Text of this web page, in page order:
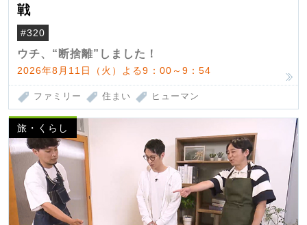
戦
#320
ウチ、“断捨離”しました！
2026年8月11日（火）よる9：00～9：54
ファミリー 住まい ヒューマン
旅・くらし